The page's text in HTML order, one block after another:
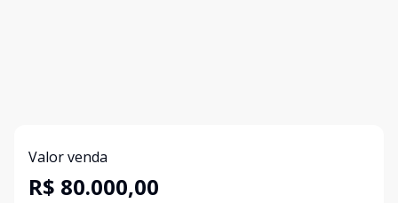
Valor venda
R$ 80.000,00